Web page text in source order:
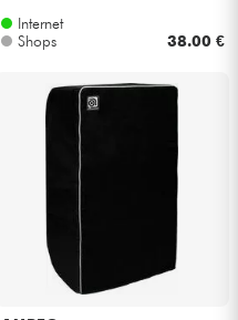
Internet
Shops
38.00 €